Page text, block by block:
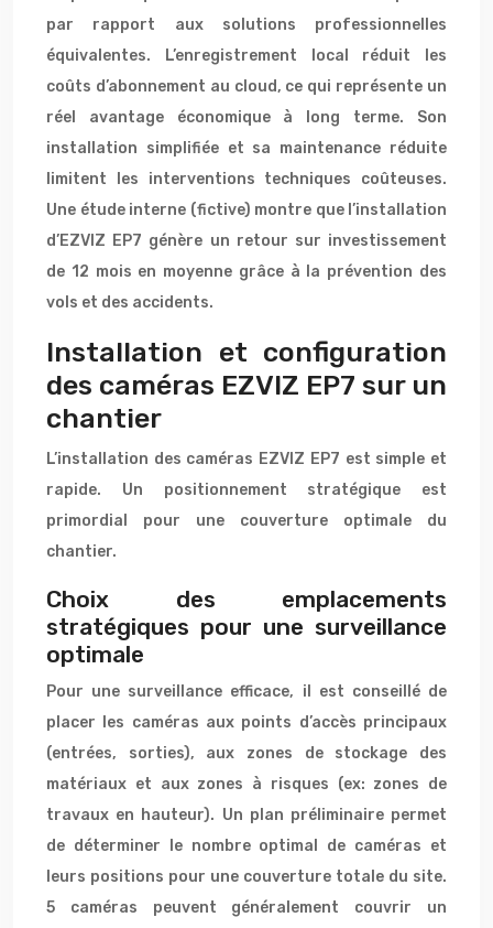
par rapport aux solutions professionnelles
équivalentes. L’enregistrement local réduit les
coûts d’abonnement au cloud, ce qui représente un
réel avantage économique à long terme. Son
installation simplifiée et sa maintenance réduite
limitent les interventions techniques coûteuses.
Une étude interne (fictive) montre que l’installation
d’EZVIZ EP7 génère un retour sur investissement
de 12 mois en moyenne grâce à la prévention des
vols et des accidents.
Installation et configuration
des caméras EZVIZ EP7 sur un
chantier
L’installation des caméras EZVIZ EP7 est simple et
rapide. Un positionnement stratégique est
primordial pour une couverture optimale du
chantier.
Choix des emplacements
stratégiques pour une surveillance
optimale
Pour une surveillance efficace, il est conseillé de
placer les caméras aux points d’accès principaux
(entrées, sorties), aux zones de stockage des
matériaux et aux zones à risques (ex: zones de
travaux en hauteur). Un plan préliminaire permet
de déterminer le nombre optimal de caméras et
leurs positions pour une couverture totale du site.
5 caméras peuvent généralement couvrir un